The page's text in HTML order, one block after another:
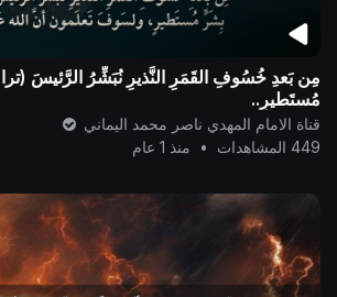
مِن بَعدِ خُسُوفِ القَمَرِ النَّذيرِ نُبَشِّرُ الرَّئيسَ
مُستَطيرٍ..
قناة الامام المهدي ناصر محمد اليماني
449 المشاهدات
• منذ 1 عام